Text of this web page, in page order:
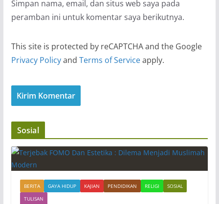
Simpan nama, email, dan situs web saya pada
peramban ini untuk komentar saya berikutnya.
This site is protected by reCAPTCHA and the Google
Privacy Policyand Terms of Serviceapply.
Sosial
BERITA GAYA HIDUP KAJIAN PENDIDIKAN RELIGI
SOSIAL
TULISAN